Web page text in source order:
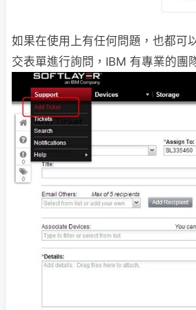
如果在使用上有任何問題，也都可
交表單進行詢問，IBM 有專業的團